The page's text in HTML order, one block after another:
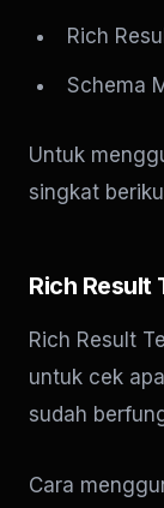
Rich
Schema
Untuk
singkat
Rich Result
Rich Result
untuk cek
sudah
Cara